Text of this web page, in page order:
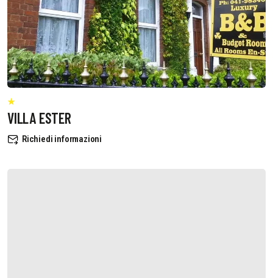
VILLA ESTER
Richiedi informazioni